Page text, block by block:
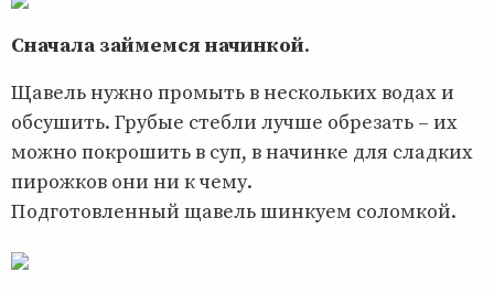
Сначала займемся начинкой.
Щавель нужно промыть в нескольких водах и
обсушить. Грубые стебли лучше обрезать – их
можно покрошить в суп, в начинке для сладких
пирожков они ни к чему.
Подготовленный щавель шинкуем соломкой.